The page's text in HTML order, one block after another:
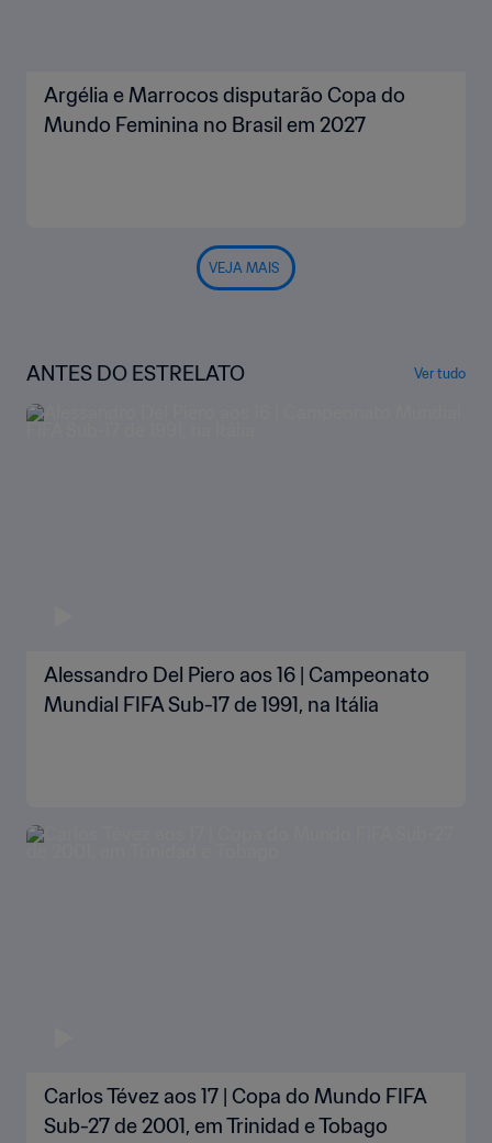
Argélia e Marrocos disputarão Copa do
Mundo Feminina no Brasil em 2027
VEJA MAIS
ANTES DO ESTRELATO Ver tudo
Alessandro Del Piero aos 16 | Campeonato
Mundial FIFA Sub-17 de 1991, na Itália
Carlos Tévez aos 17 | Copa do Mundo FIFA
Sub-27 de 2001, em Trinidad e Tobago